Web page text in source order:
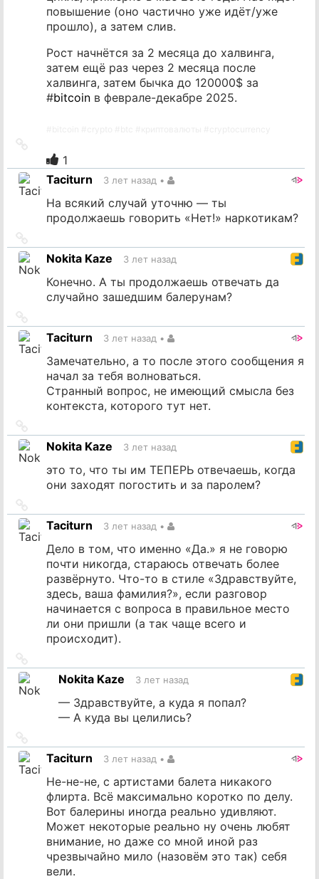
повышение (оно частично уже идёт/уже
прошло), а затем слив.
Рост начнётся за 2 месяца до халвинга,
затем ещё раз через 2 месяца после
халвинга, затем бычка до 120000$ за
#bitcoin в феврале-декабре 2025.
источник
1
Taciturn
3 лет назад •
На всякий случай уточню — ты
продолжаешь говорить «Нет!» наркотикам?
на
источник
Nokita Kaze 3 лет назад
Конечно. А ты продолжаешь отвечать да
случайно зашедшим балерунам?
на
источник
Taciturn 3 лет назад •
Замечательно, а то после этого сообщения я
начал за тебя волноваться.
Странный вопрос, не имеющий смысла без
контекста, которого тут нет.
на
источник
Nokita Kaze 3 лет назад
это то, что ты им ТЕПЕРЬ отвечаешь, когда
они заходят погостить и за паролем?
на
источник
Taciturn 3 лет назад •
Дело в том, что именно «Да.» я не говорю
почти никогда, стараюсь отвечать более
развёрнуто. Что-то в стиле «Здравствуйте,
здесь, ваша фамилия?», если разговор
начинается с вопроса в правильное место
ли они пришли (а так чаще всего и
происходит).
на
источникNokita Kaze 3 лет назад
— Здравствуйте, а куда я попал?
— А куда вы целились?
на
источник
Taciturn 3 лет назад •
Не-не-не, с артистами балета никакого
флирта. Всё максимально коротко по делу.
Вот балерины иногда реально удивляют.
Может некоторые реально ну очень любят
внимание, но даже со мной иной раз
чрезвычайно мило (назовём это так) себя
вели.